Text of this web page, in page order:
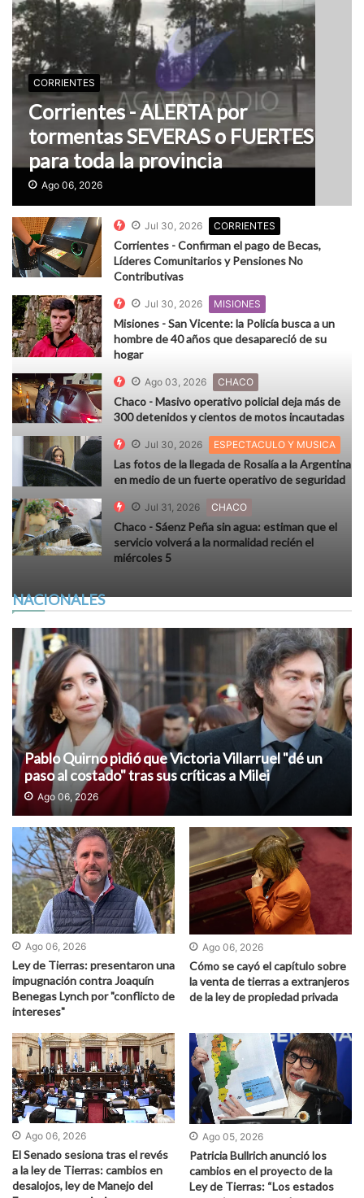
CORRIENTES
Corrientes - ALERTA por
tormentas SEVERAS o FUERTES
para toda la provincia
Ago 06, 2026
Jul 30, 2026 CORRIENTES
Corrientes - Confirman el pago de Becas,
Líderes Comunitarios y Pensiones No
Contributivas
Jul 30, 2026 MISIONES
Misiones - San Vicente: la Policía busca a un
hombre de 40 años que desapareció de su
hogar
Ago 03, 2026 CHACO
Chaco - Masivo operativo policial deja más de
300 detenidos y cientos de motos incautadas
Jul 30, 2026 ESPECTACULO Y MUSICA
Las fotos de la llegada de Rosalía a la Argentina
en medio de un fuerte operativo de seguridad
Jul 31, 2026 CHACO
Chaco - Sáenz Peña sin agua: estiman que el
servicio volverá a la normalidad recién el
miércoles 5
NACIONALES
Pablo Quirno pidió que Victoria Villarruel "dé un
paso al costado" tras sus críticas a Milei
Ago 06, 2026
Ago 06, 2026
Ley de Tierras: presentaron una
impugnación contra Joaquín
Benegas Lynch por "conflicto de
intereses"
Ago 06, 2026
Cómo se cayó el capítulo sobre
la venta de tierras a extranjeros
de la ley de propiedad privada
Ago 06, 2026
El Senado sesiona tras el revés
a la ley de Tierras: cambios en
desalojos, ley de Manejo del
Ago 05, 2026
Patricia Bullrich anunció los
cambios en el proyecto de la
Ley de Tierras: “Los estados